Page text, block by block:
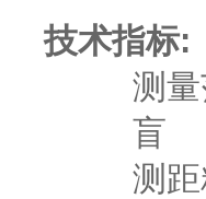
技术指标:
测量范
盲 区
测距精